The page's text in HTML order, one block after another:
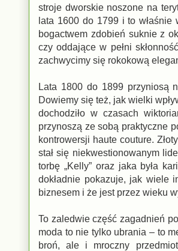
stroje dworskie noszone na
lata 1600 do 1799 i to właśnie
bogactwem zdobień suknie z
czy oddające w pełni
zachwycimy się rokokową
Lata 1800 do 1899 przyniosą
Dowiemy się też, jak wielki
dochodziło w czasach
przynoszą ze sobą praktyczne
kontrowersji haute couture.
stał się niekwestionowanym
torbę „Kelly” oraz jaka była
dokładnie pokazuje, jak wiele
biznesem i że jest przez wieku
To zaledwie część zagadnień
moda to nie tylko ubrania – to
broń, ale i mroczny